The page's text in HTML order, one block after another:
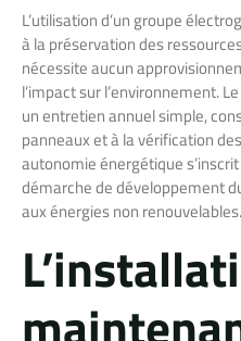
L’utilisation d’un groupe
à la préservation des
nécessite aucun
l’impact sur l’environnement.
un entretien annuel simple,
panneaux et à la vérification
autonomie énergétique
démarche de développement
aux énergies non renouvelables.